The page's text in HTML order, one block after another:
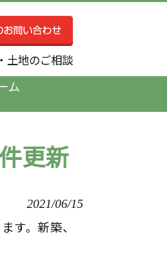
土地のご相談
ム
更新
2021/06/15
す。新築、